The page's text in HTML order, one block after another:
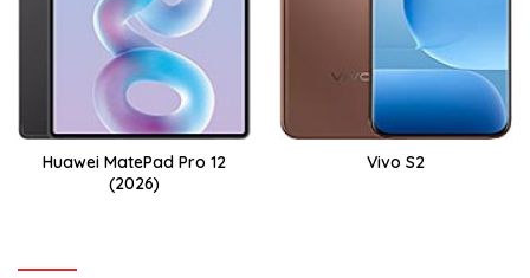
Huawei MatePad Pro 12
(2026)
Vivo S2